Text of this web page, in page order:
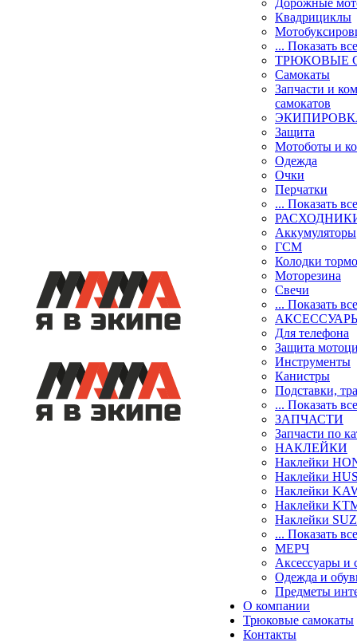
Дорожные
Квадрициклы
... Показать все
ТРЮКОВЫЕ
Самокаты
Запчасти и
самокатов
Защита
Мотоботы и
Одежда
Очки
Перчатки
... Показать все
Аккумуляторы
ГСМ
Колодки
Моторезина
Свечи
... Показать все
Для телефона
Защита
Инструменты
Канистры
Подставки,
... Показать все
ЗАПЧАСТИ
Запчасти по
НАКЛЕЙКИ
Наклейки
Наклейки
Наклейки
Наклейки
Наклейки
... Показать все
МЕРЧ
Аксессуары и
Одежда и
Предметы
О компании
Трюковые самокаты
Контакты